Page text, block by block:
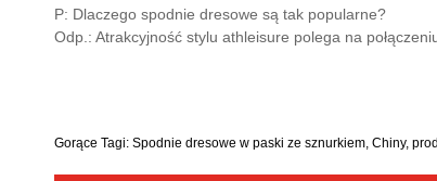
P: Dlaczego spodnie dresowe są tak popularne?
Odp.: Atrakcyjność stylu athleisure polega na
Gorące Tagi: Spodnie dresowe w paski ze sznurkiem, Chiny,